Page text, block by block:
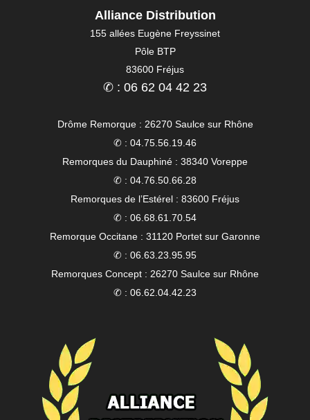
Alliance Distribution
155 allées Eugène Freyssinet
Pôle BTP
83600 Fréjus
✆ : 06 62 04 42 23
Drôme Remorque : 26270 Saulce sur Rhône
✆ : 04.75.56.19.46
Remorques du Dauphiné : 38340 Voreppe
✆ : 04.76.50.66.28
Remorques de l’Estérel : 83600 Fréjus
✆ : 06.68.61.70.54
Remorque Occitane : 31120 Portet sur Garonne
✆ : 06.63.23.95.95
Remorques Concept : 26270 Saulce sur Rhône
✆ : 06.62.04.42.23